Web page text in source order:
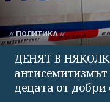
ПОЛИТИКА
ДЕНЯТ В
децата от добри